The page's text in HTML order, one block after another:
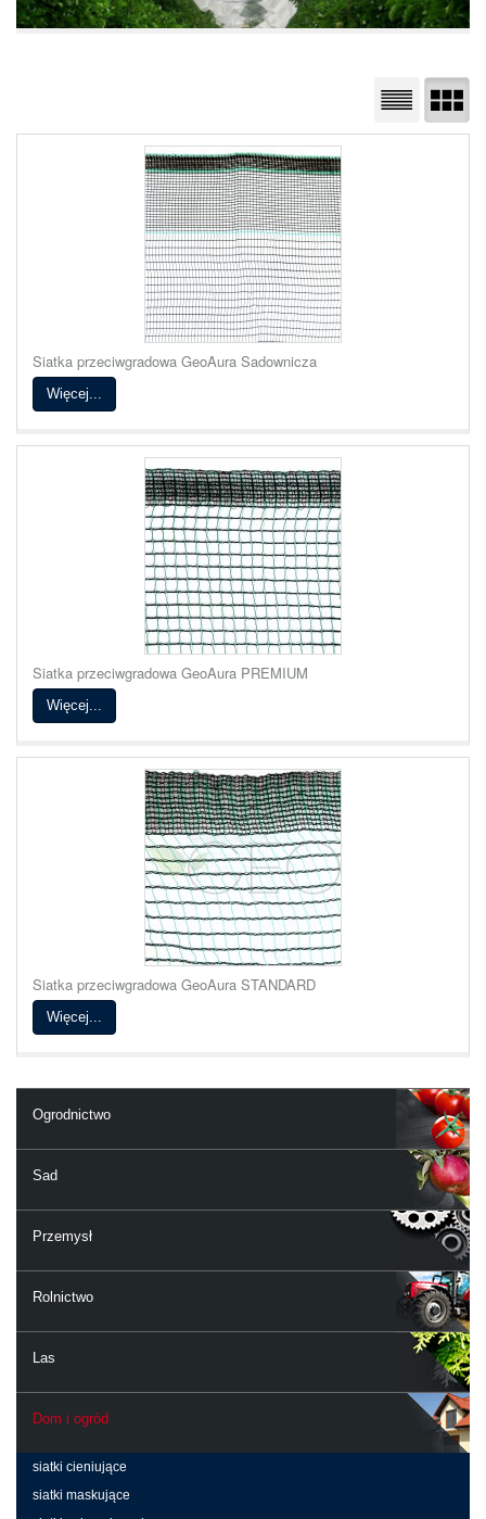
Siatka przeciwgradowa GeoAura Sadownicza
Więcej...
Siatka przeciwgradowa GeoAura PREMIUM
Więcej...
Siatka przeciwgradowa GeoAura STANDARD
Więcej...
Ogrodnictwo
Sad
Przemysł
Rolnictwo
Las
Dom i ogród
siatki cieniujące
siatki maskujące